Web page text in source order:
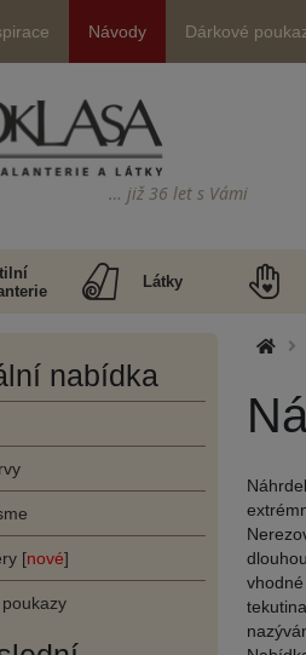
Návody Dárkové
… již 36 let s Vámi
Látky
nabídka
[nové]